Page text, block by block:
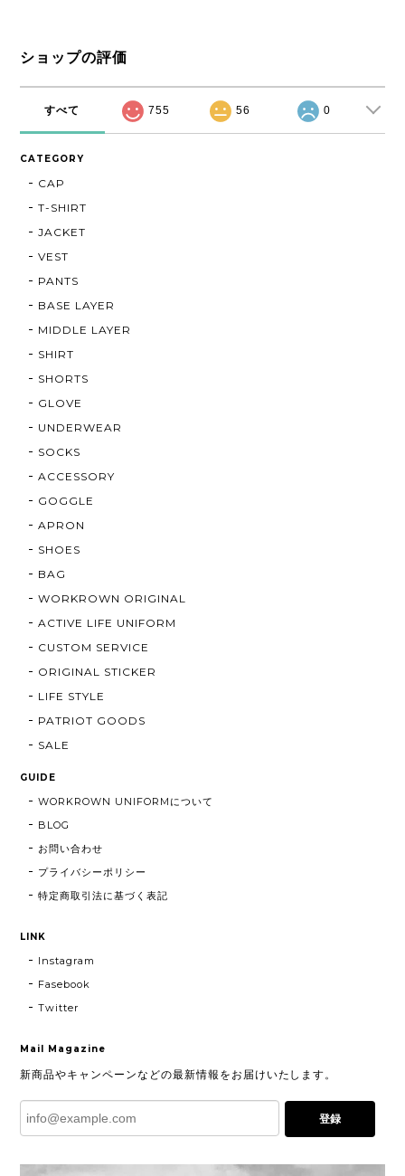
ショップの評価
すべて 755 56 0
CATEGORY
CAP
T-SHIRT
JACKET
VEST
PANTS
BASE LAYER
MIDDLE LAYER
SHIRT
SHORTS
GLOVE
UNDERWEAR
SOCKS
ACCESSORY
GOGGLE
APRON
SHOES
BAG
WORKROWN ORIGINAL
ACTIVE LIFE UNIFORM
CUSTOM SERVICE
ORIGINAL STICKER
LIFE STYLE
PATRIOT GOODS
SALE
GUIDE
WORKROWN UNIFORMについて
BLOG
お問い合わせ
プライバシーポリシー
特定商取引法に基づく表記
LINK
Instagram
Fasebook
Twitter
Mail Magazine
新商品やキャンペーンなどの最新情報をお届けいたします。
登録